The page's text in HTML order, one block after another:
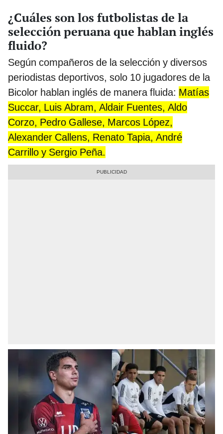
¿Cuáles son los futbolistas de la
selección peruana que hablan inglés
fluido?
Según compañeros de la selección y diversos
periodistas deportivos, solo 10 jugadores de la
Bicolor hablan inglés de manera fluida: Matías
Succar, Luis Abram, Aldair Fuentes, Aldo
Corzo, Pedro Gallese, Marcos López,
Alexander Callens, Renato Tapia, André
Carrillo y Sergio Peña.